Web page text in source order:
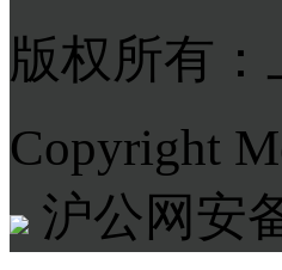
版权所有
Copyright
沪公网安